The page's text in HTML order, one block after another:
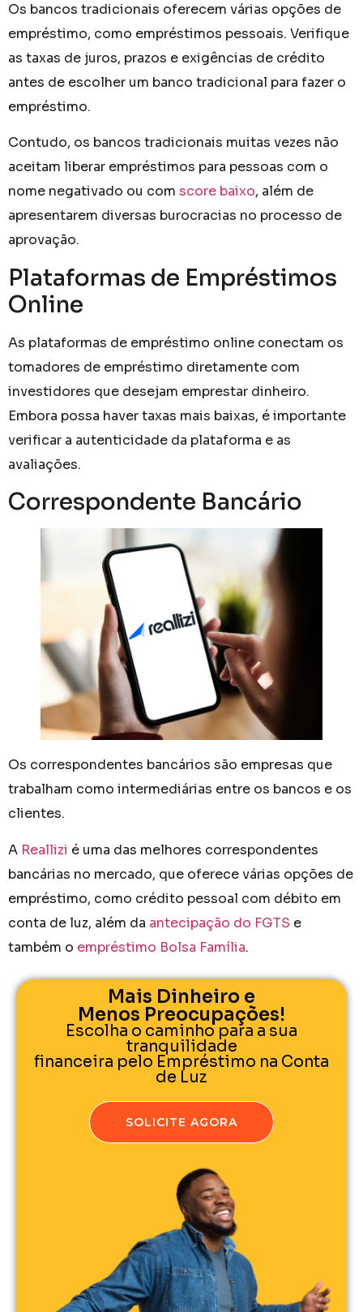
Os bancos tradicionais oferecem várias opções de
empréstimo, como empréstimos pessoais. Verifique
as taxas de juros, prazos e exigências de crédito
antes de escolher um banco tradicional para fazer o
empréstimo.
Contudo, os bancos tradicionais muitas vezes não
aceitam liberar empréstimos para pessoas com o
nome negativado ou com score baixo, além de
apresentarem diversas burocracias no processo de
aprovação.
Plataformas de Empréstimos
Online
As plataformas de empréstimo online conectam os
tomadores de empréstimo diretamente com
investidores que desejam emprestar dinheiro.
Embora possa haver taxas mais baixas, é importante
verificar a autenticidade da plataforma e as
avaliações.
Correspondente Bancário
Os correspondentes bancários são empresas que
trabalham como intermediárias entre os bancos e os
clientes.
A Reallizi é uma das melhores correspondentes
bancárias no mercado, que oferece várias opções de
empréstimo, como crédito pessoal com débito em
conta de luz, além da antecipação do FGTS e
também o empréstimo Bolsa Família.
Mais Dinheiro e
Menos Preocupações!
Escolha o caminho para a sua
tranquilidade
financeira pelo Empréstimo na Conta
de Luz
SOLICITE AGORA